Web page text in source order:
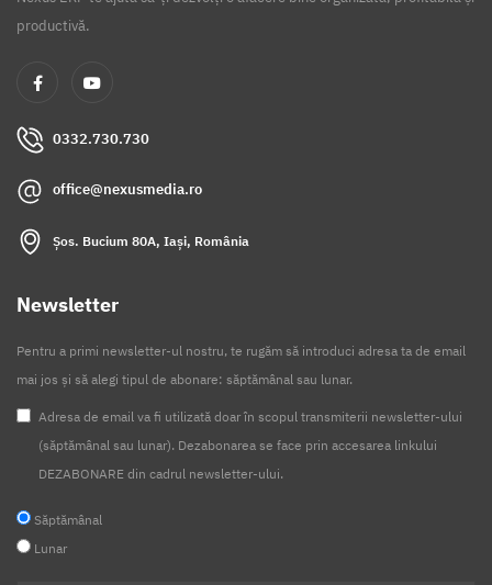
productivă.
0332.730.730
office@nexusmedia.ro
Șos. Bucium 80A, Iași, România
Newsletter
Pentru a primi newsletter-ul nostru, te rugăm să introduci adresa ta de email
mai jos și să alegi tipul de abonare: săptămânal sau lunar.
Adresa de email va fi utilizată doar în scopul transmiterii newsletter-ului
(săptămânal sau lunar). Dezabonarea se face prin accesarea linkului
DEZABONARE din cadrul newsletter-ului.
Săptămânal
Lunar